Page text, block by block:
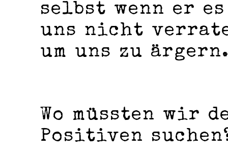
selbst wenn er
uns nicht
um uns zu
Wo müssten wir
Positiven